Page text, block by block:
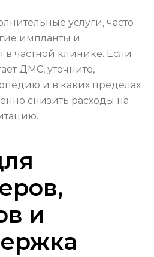
услуги, часто
импланты и
частной клинике. Если
ДМС, уточните,
и в каких пределах
снизить расходы на
и